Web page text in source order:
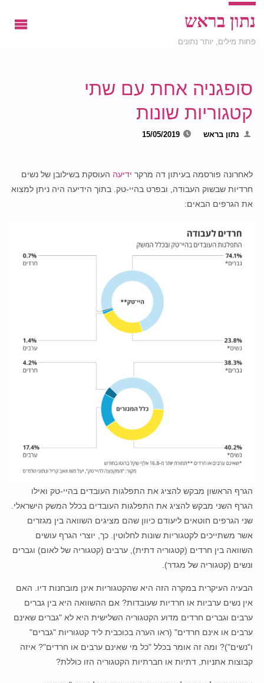
נתון בראש
פחות מילים, יותר נתונים
סופגניה אחת עם שתי
קטגוריות שונות
נתון בראש 15/05/2019
לאחרונה פורסמה בעיתון דה מרקר ידיעה העוסקת בשילובן של נשים
חרדיות שבשוק העבודה, ובפרט בהיי-טק. בתוך הידיעה היה ניתן למצוא
את הגרפים הבאים:
הגרף הראשון מבקש להציג את התפלגות העובדים בהיי-טק ואילו
הגרף השני מבקש להציג את התפלגות העובדים בכלל המשק הישראלי.
שני הגרפים חוטאים ליעודם כיוון שהם מציגים השוואה בין מגזרים
אשר משתייכים לקטגוריות שונות לחלוטין. כך, יוצרי הגרף עושים
השוואה בין חרדים (קטגוריה דתית), ערבים (קטגוריה של לאום) וגברים
ונשים (קטגוריה של מגדר).
הבעיה העיקרית במקרה הזה היא שהקטגוריות אינן מובחנות דיו. האם
אין נשים ערביות או חרדיות שעובדות? אם ההשוואה היא בין גברים
ערבים וגברים חרדים מדוע הקטגוריה השלישית היא לא "גברים שאינם
ערבים או אינם חרדים" (ראו הערה בכוכבית ליד קטגוריות "גברים"
ו"נשים")? ומה זה אומר בכלל "כל מי שאינם ערבים או חרדים"? איזה
קבוצות אתניות, דתיות או חברתיות הקטגוריה הזו כוללת?